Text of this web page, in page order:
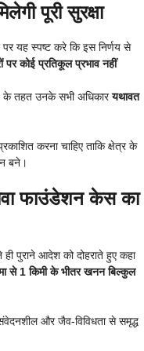
पूरी सुरक्षा
पर यह स्पष्ट करे कि इस निर्णय से
पर कोई प्रतिकूल प्रभाव नहीं
के तहत उनके सभी अधिकारयथावत
करना चाहिए ताकि क्षेत्र के
न बने।
फाउंडेशन केस का
पुराने आदेश को दोहराते हुए कहा
से 1 किमी के भीतर खनन बिल्कुल
और जैव-विविधता से समृद्ध